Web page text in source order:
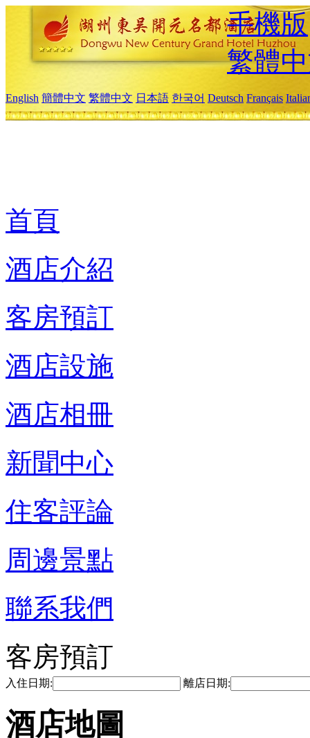
手機版
繁體
English 簡體中文 繁體中文 日本語 한국어 Deutsch Français
首頁
酒店介紹
客房預訂
酒店設施
酒店相冊
新聞中心
住客評論
周邊景點
聯系我們
客房預訂
入住日期: 離店日期:
酒店地圖